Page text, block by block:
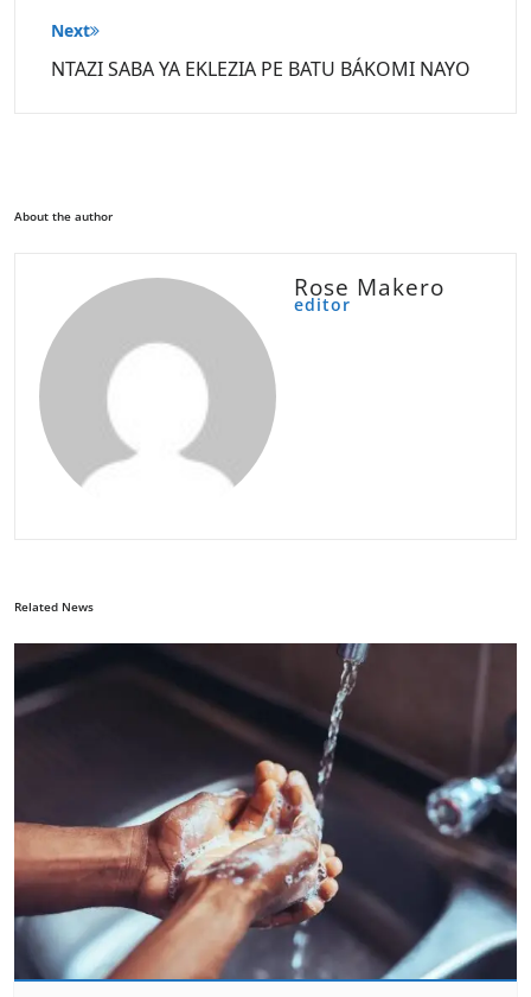
Next
NTAZI SABA YA EKLEZIA PE BATU BÁKOMI NAYO
About the author
Rose Makero
editor
Related News